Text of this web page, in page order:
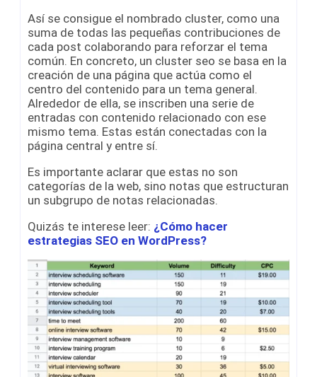
Así se consigue el nombrado cluster, como una
suma de todas las pequeñas contribuciones de
cada post colaborando para reforzar el tema
común. En concreto, un cluster seo se basa en la
creación de una página que actúa como el
centro del contenido para un tema general.
Alrededor de ella, se inscriben una serie de
entradas con contenido relacionado con ese
mismo tema. Estas están conectadas con la
página central y entre sí.
Es importante aclarar que estas no son
categorías de la web, sino notas que estructuran
un subgrupo de notas relacionadas.
Quizás te interese leer: ¿Cómo hacer
estrategias SEO en WordPress?